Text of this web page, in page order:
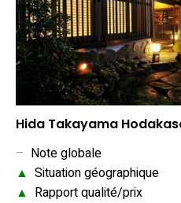
Hida Takayama
– Note globale
▲ Situation géographique
▲ Rapport qualité/prix